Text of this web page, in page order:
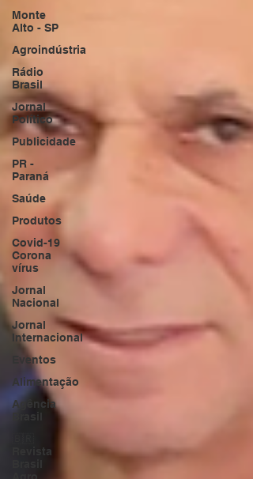
Monte
Alto - SP
Agroindústria
Rádio
Brasil
Jornal
Político
Publicidade
PR -
Paraná
Saúde
Produtos
Covid-19
Corona
vírus
Jornal
Nacional
Jornal
Internacional
Eventos
Alimentação
Agência
Brasil
Revista